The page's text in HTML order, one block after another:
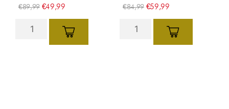
€89,99 €49,99 €84,99 €59,99